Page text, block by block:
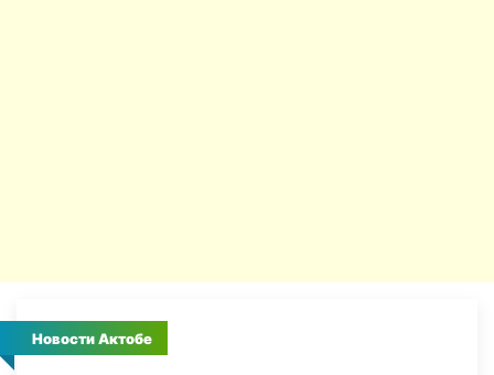
Новости Актобе